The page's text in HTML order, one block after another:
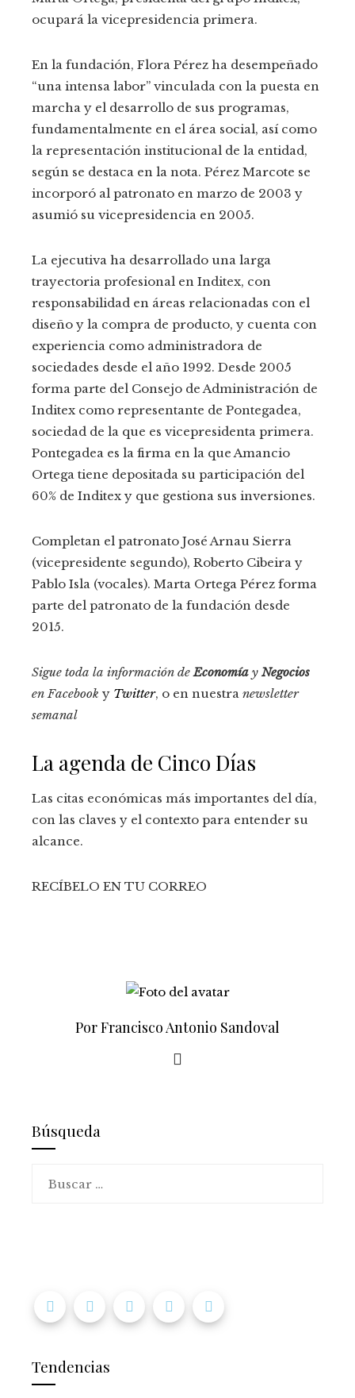
ocupará la vicepresidencia primera.
En la fundación, Flora Pérez ha desempeñado
“una intensa labor” vinculada con la puesta en
marcha y el desarrollo de sus programas,
fundamentalmente en el área social, así como
la representación institucional de la entidad,
según se destaca en la nota. Pérez Marcote se
incorporó al patronato en marzo de 2003 y
asumió su vicepresidencia en 2005.
La ejecutiva ha desarrollado una larga
trayectoria profesional en Inditex, con
responsabilidad en áreas relacionadas con el
diseño y la compra de producto, y cuenta con
experiencia como administradora de
sociedades desde el año 1992. Desde 2005
forma parte del Consejo de Administración de
Inditex como representante de Pontegadea,
sociedad de la que es vicepresidenta primera.
Pontegadea es la firma en la que Amancio
Ortega tiene depositada su participación del
60% de Inditex y que gestiona sus inversiones.
Completan el patronato José Arnau Sierra
(vicepresidente segundo), Roberto Cibeira y
Pablo Isla (vocales). Marta Ortega Pérez forma
parte del patronato de la fundación desde
2015.
Sigue toda la información de Economía y Negocios
en Facebook y Twitter, o en nuestra newsletter
semanal
La agenda de Cinco Días
Las citas económicas más importantes del día,
con las claves y el contexto para entender su
alcance.
RECÍBELO EN TU CORREO
Por Francisco Antonio Sandoval
Búsqueda
Tendencias